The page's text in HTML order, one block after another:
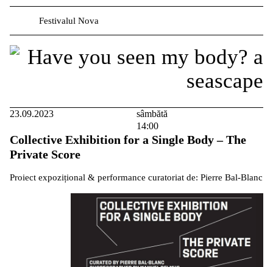
Festivalul Nova
23.09.2023
sâmbătă
14:00
Collective Exhibition for a Single Body – The
Private Score
Proiect expozițional & performance curatoriat de: Pierre Bal-Blanc